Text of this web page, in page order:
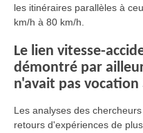
les itinéraires parallèles à
km/h à 80 km/h.
Le lien vitesse-
démontré par
n'avait pas
Les analyses des
retours d'expériences de